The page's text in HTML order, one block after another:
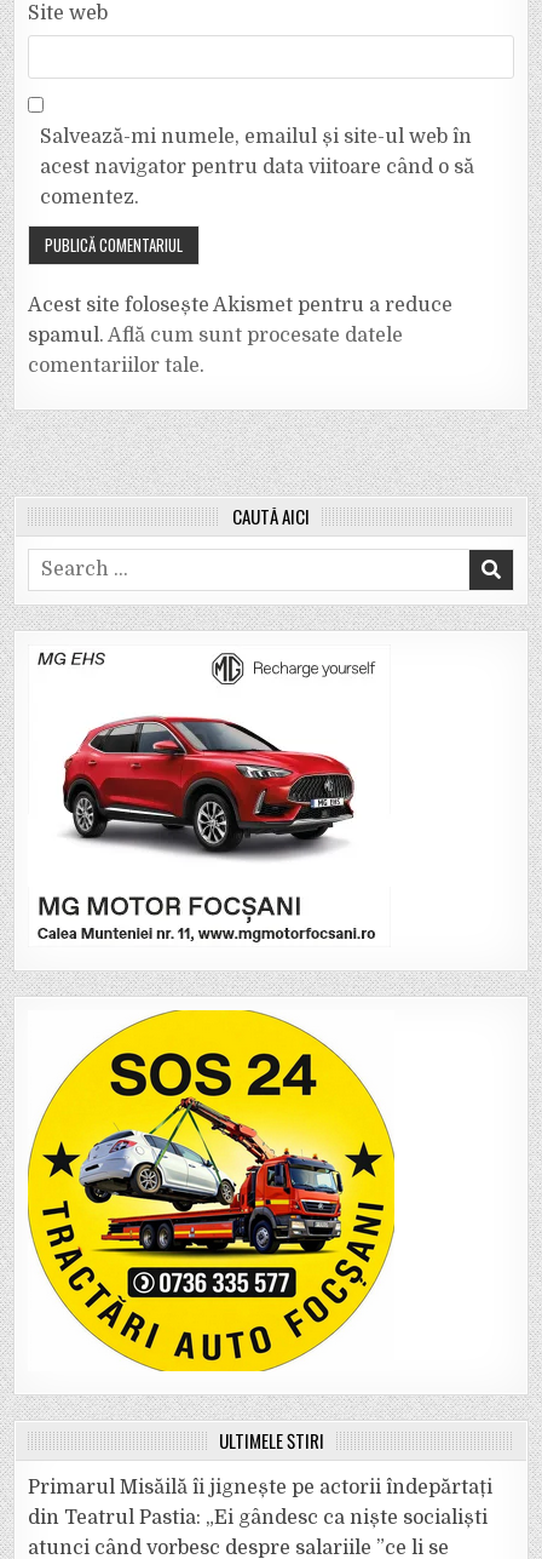
Site web
Salvează-mi numele, emailul și site-ul web în
acest navigator pentru data viitoare când o să
comentez.
Acest site folosește Akismet pentru a reduce
spamul.Află cum sunt procesate datele
comentariilor tale.
CAUTĂ AICI
Search
for:
ULTIMELE ȘTIRI
Primarul Misăilă îi jignește pe actorii îndepărtați
din Teatrul Pastia: „Ei gândesc ca niște socialiști
atunci când vorbesc despre salariile ”ce li se